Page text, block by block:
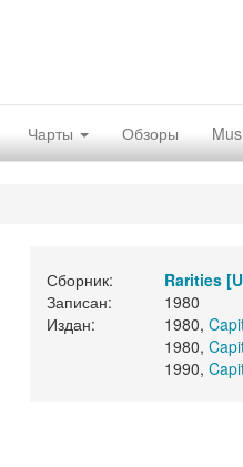
Чарты Обзоры
Сборник:
Rarities
Записан:
1980
Издан:
1980,
1980,
1990,